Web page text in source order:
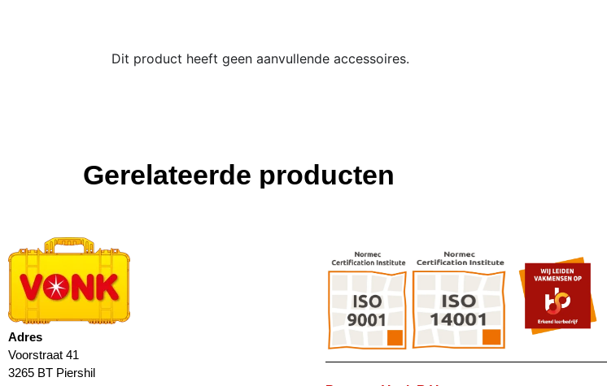
Dit product heeft geen aanvullende accessoires.
Gerelateerde producten
Adres
Voorstraat 41
3265 BT Piershil